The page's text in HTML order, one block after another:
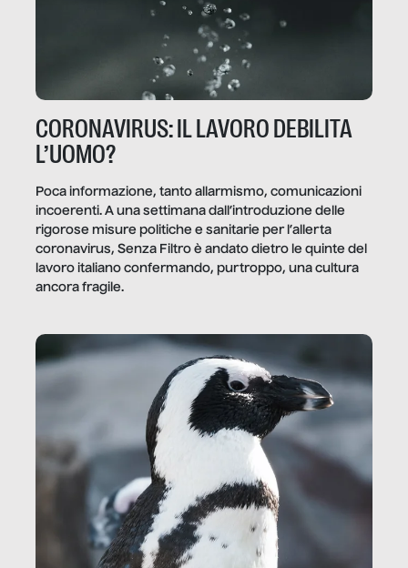
CORONAVIRUS: IL LAVORO DEBILITA
L’UOMO?
Poca informazione, tanto allarmismo, comunicazioni
incoerenti. A una settimana dall’introduzione delle
rigorose misure politiche e sanitarie per l’allerta
coronavirus, Senza Filtro è andato dietro le quinte del
lavoro italiano confermando, purtroppo, una cultura
ancora fragile.